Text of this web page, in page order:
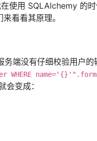
使用 SQLAlchemy 的时
看看其原理。
务端没有仔细校验用户的
WHERE
会变成：